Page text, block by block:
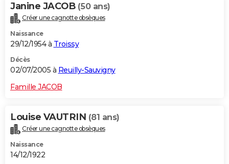
Janine JACOB (50 ans)
Créer une cagnotte obsèques
Naissance
29/12/1954 à Troissy
Décès
02/07/2005 à Reuilly-Sauvigny
Famille JACOB
Louise VAUTRIN (81 ans)
Créer une cagnotte obsèques
Naissance
14/12/1922